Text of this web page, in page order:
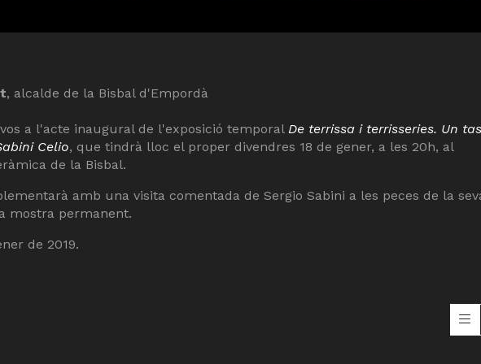
, alcalde de la Bisbal d'Empordà
a l'acte inaugural de l'exposició temporal De terrissa i terrisseries. Un
Celio, que tindrà lloc el proper divendres 18 de gener, a les 20h, al
de la Bisbal.
amb una visita comentada de Sergio Sabini a les peces de la
mostra permanent.
de 2019.